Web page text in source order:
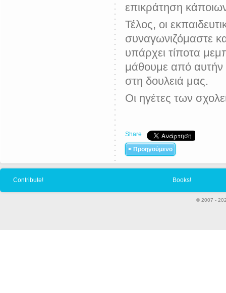
επικράτηση
Τέλος, οι
συναγωνιζόμαστε
υπάρχει τίποτα
μάθουμε από αυτήν
στη δουλειά μας.
Οι ηγέτες των
Share
< Προηγούμενο
Contribute! Books!
© 2007 -